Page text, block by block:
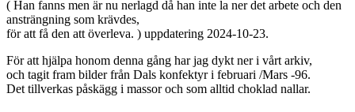
( Han fanns men är nu nerlagd då han inte la ner det arbete och den
ansträngning som krävdes,
för att få den att överleva. ) uppdatering 2024-10-23.
För att hjälpa honom denna gång har jag dykt ner i vårt arkiv,
och tagit fram bilder från Dals konfektyr i februari /Mars -96.
Det tillverkas påskägg i massor och som alltid choklad nallar.